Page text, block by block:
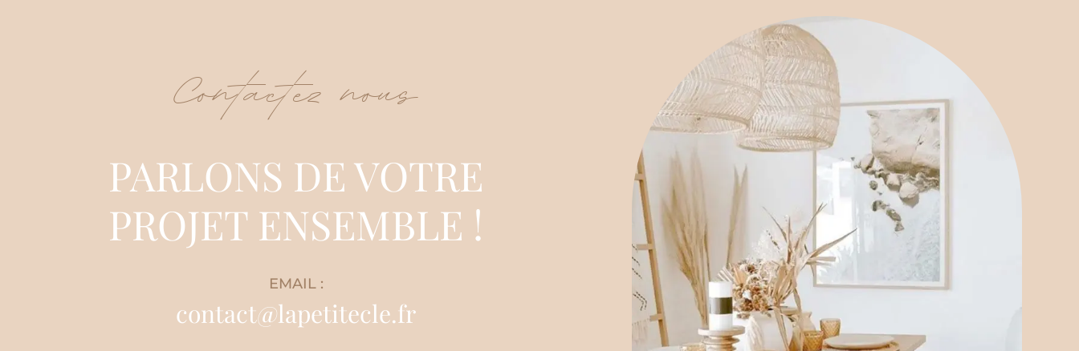
Contactez nous
PARLONS DE VOTRE
PROJET ENSEMBLE !
EMAIL :
contact@lapetitecle.fr